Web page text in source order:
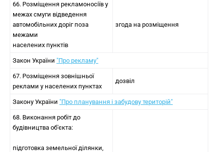
66. Розміщення рекламоносіїв у
межах смуги відведення
автомобільних доріг поза
межами
населених пунктів
згода на розміщення
Закон України "Про рекламу"
67. Розміщення зовнішньої
реклами у населених пунктах
дозвіл
Закону України "Про планування і забудову територій"
68. Виконання робіт до
будівництва об'єкта:
підготовка земельної ділянки,